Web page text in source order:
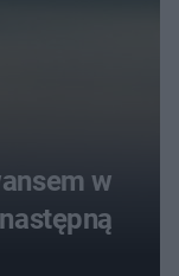
w